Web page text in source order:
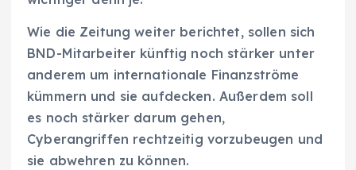
Wie die Zeitung weiter berichtet, sollen sich
BND-Mitarbeiter künftig noch stärker unter
anderem um internationale Finanzströme
kümmern und sie aufdecken. Außerdem soll
es noch stärker darum gehen,
Cyberangriffen rechtzeitig vorzubeugen und
sie abwehren zu können.